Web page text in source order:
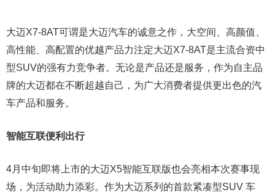
大迈X7-8AT可谓是大迈汽车的诚意之作，大空间、高颜值、
高性能、高配置的优越产品力注定大迈X7-8AT是主流合资中
型SUV的强有力竞争者。无论是产品还是服务，作为自主品
牌的大迈都在不断超越自己，为广大消费者提供更出色的汽
车产品和服务。
智能互联便利出行
4月中旬即将上市的大迈X5智能互联版也会亮相本次赛事现
场，为活动助力添彩。作为大迈系列的首款紧凑型SUV 车